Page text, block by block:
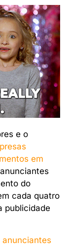
e o
em
do
cada quatro
publicidade